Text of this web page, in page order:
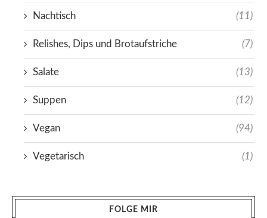
Nachtisch (11)
Relishes, Dips und Brotaufstriche (7)
Salate (13)
Suppen (12)
Vegan (94)
Vegetarisch (1)
FOLGE MIR